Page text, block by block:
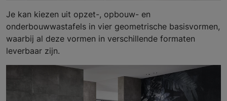
Je kan kiezen uit opzet-, opbouw- en
onderbouwwastafels in vier geometrische basisvormen,
waarbij al deze vormen in verschillende formaten
leverbaar zijn.